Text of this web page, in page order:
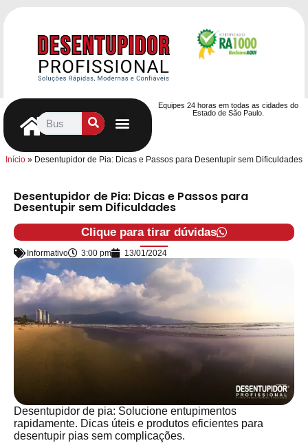
Equipes 24 horas em todas as cidades do
Estado de São Paulo.
Início » Desentupidor de Pia: Dicas e Passos para Desentupir sem Dificuldades
Desentupidor de Pia: Dicas e Passos para
Desentupir sem Dificuldades
Clique para tirar dúvidas
Informativo 3:00 pm 13/01/2024
Desentupidor de pia: Solucione entupimentos
rapidamente. Dicas úteis e produtos eficientes para
desentupir pias sem complicações.